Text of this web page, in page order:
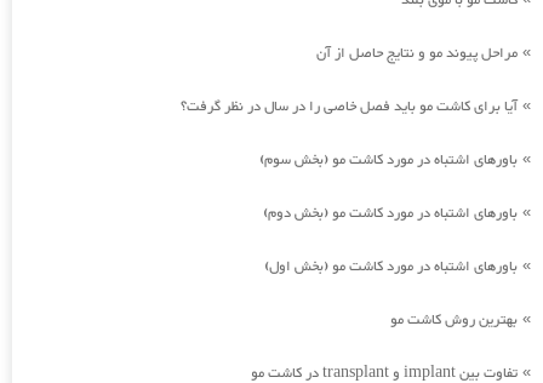
» مراحل پیوند مو و نتایج حاصل از آن
»آیا برای کاشت مو باید فصل خاصی را در سال در نظر گرفت؟
» باورهای اشتباه در مورد کاشت مو (بخش سوم)
» باورهای اشتباه در مورد کاشت مو (بخش دوم)
» باورهای اشتباه در مورد کاشت مو (بخش اول)
» بهترین روش کاشت مو
» تفاوت بین implant و transplant در کاشت مو